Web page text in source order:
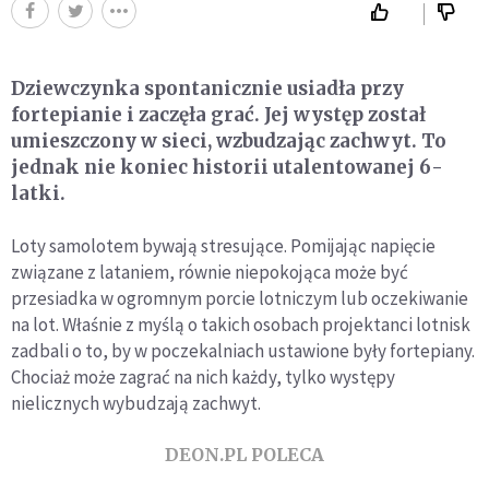
Dziewczynka spontanicznie usiadła przy
fortepianie i zaczęła grać. Jej występ został
umieszczony w sieci, wzbudzając zachwyt. To
jednak nie koniec historii utalentowanej 6-
latki.
Loty samolotem bywają stresujące. Pomijając napięcie
związane z lataniem, równie niepokojąca może być
przesiadka w ogromnym porcie lotniczym lub oczekiwanie
na lot. Właśnie z myślą o takich osobach projektanci lotnisk
zadbali o to, by w poczekalniach ustawione były fortepiany.
Chociaż może zagrać na nich każdy, tylko występy
nielicznych wybudzają zachwyt.
DEON.PL POLECA